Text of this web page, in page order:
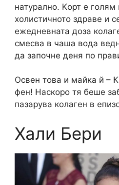
натурално. Kорт е
холистичното здраве и
ежедневната доза
смесва в чаша вода
да започне деня по
Освен това и майка й –
фен! Наскоро тя беше
пазарува колаген в
Хали Бери